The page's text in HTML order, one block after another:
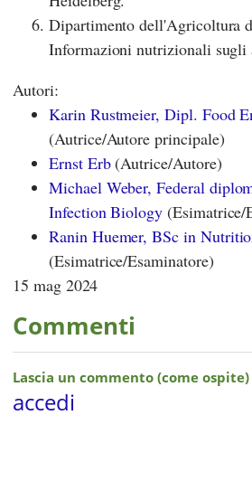
Dipartimento dell'Agricoltura
Informazioni nutrizionali sugli
Autori:
Karin Rustmeier, Dipl. Food
(Autrice/Autore principale)
Ernst Erb(Autrice/Autore)
Michael Weber, Federal
Infection Biology (Esimatrice/
Ranin Huemer, BSc in
(Esimatrice/Esaminatore)
15 mag 2024
Commenti